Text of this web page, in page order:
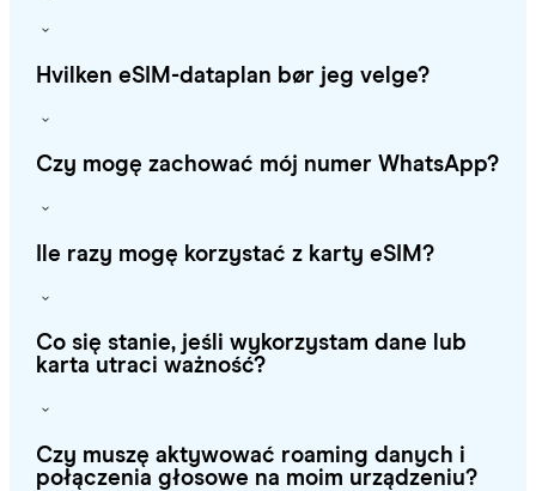
Hvilken eSIM-dataplan bør jeg velge?
Czy mogę zachować mój numer WhatsApp?
Ile razy mogę korzystać z karty eSIM?
Co się stanie, jeśli wykorzystam dane lub
karta utraci ważność?
Czy muszę aktywować roaming danych i
połączenia głosowe na moim urządzeniu?